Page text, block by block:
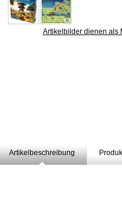
Artikelbilder dienen als
Artikelbeschreibung